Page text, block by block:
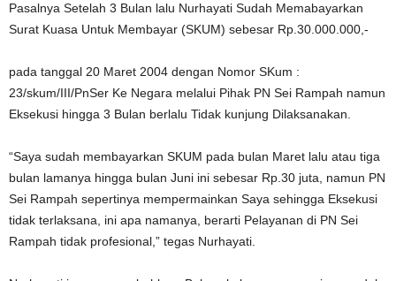
Pasalnya Setelah 3 Bulan lalu Nurhayati Sudah Memabayarkan
Surat Kuasa Untuk Membayar (SKUM) sebesar Rp.30.000.000,-
pada tanggal 20 Maret 2004 dengan Nomor SKum :
23/skum/III/PnSer Ke Negara melalui Pihak PN Sei Rampah namun
Eksekusi hingga 3 Bulan berlalu Tidak kunjung Dilaksanakan.
“Saya sudah membayarkan SKUM pada bulan Maret lalu atau tiga
bulan lamanya hingga bulan Juni ini sebesar Rp.30 juta, namun PN
Sei Rampah sepertinya mempermainkan Saya sehingga Eksekusi
tidak terlaksana, ini apa namanya, berarti Pelayanan di PN Sei
Rampah tidak profesional,” tegas Nurhayati.